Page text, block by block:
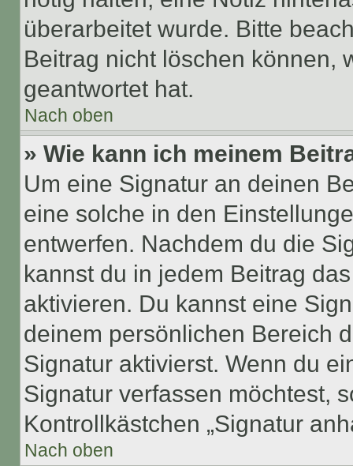
überarbeitet wurde. Bitte
Beitrag nicht löschen können,
geantwortet hat.
Nach oben
» Wie kann ich meinem
Um eine Signatur an deinen
eine solche in den
entwerfen. Nachdem du die
kannst du in jedem Beitrag
aktivieren. Du kannst eine
deinem persönlichen Bereich
Signatur aktivierst. Wenn du
Signatur verfassen möchtest,
Kontrollkästchen „Signatur
Nach oben